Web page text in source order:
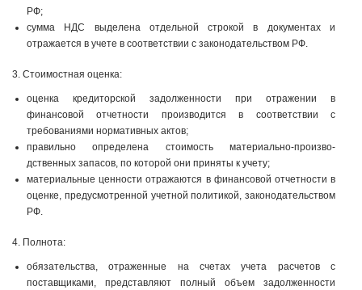
РФ;
сумма НДС выделена отдельной строкой в документах и
отражается в учете в соответствии с законодательством РФ.
3. Стоимостная оценка:
оценка кредиторской задолженности при отражении в
финансовой отчетности производится в соответствии с
требованиями нормативных актов;
правильно определена стоимость материально-произво­
дственных запасов, по которой они приняты к учету;
материальные ценности отражаются в финансовой отчетности в
оценке, предусмотренной учетной политикой, законодательством
РФ.
4. Полнота:
обязательства, отраженные на счетах учета расчетов с
поставщиками, представляют полный объем задолженности